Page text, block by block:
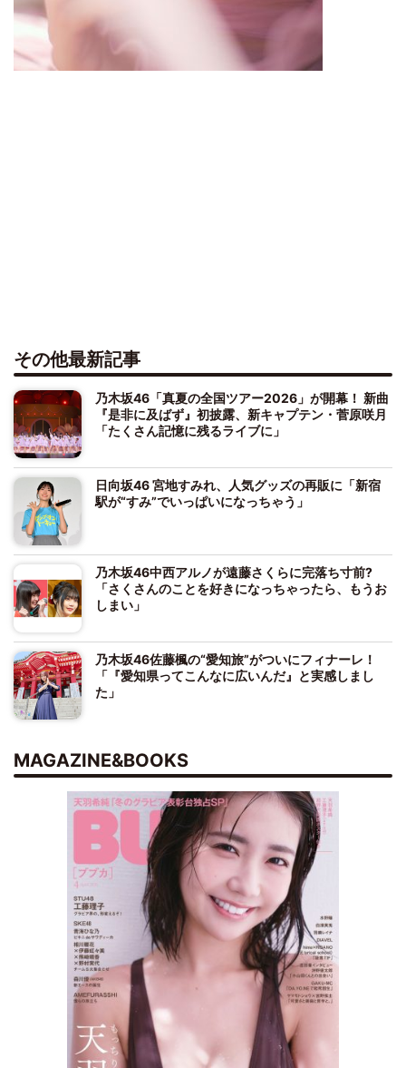
その他最新記事
乃木坂46「真夏の全国ツアー2026」が開幕！ 新曲
『是非に及ばず』初披露、新キャプテン・菅原咲月
「たくさん記憶に残るライブに」
日向坂46 宮地すみれ、人気グッズの再販に「新宿
駅が“すみ”でいっぱいになっちゃう」
乃木坂46中西アルノが遠藤さくらに完落ち寸前?
「さくさんのことを好きになっちゃったら、もうお
しまい」
乃木坂46佐藤楓の“愛知旅”がついにフィナーレ！
「『愛知県ってこんなに広いんだ』と実感しまし
た」
MAGAZINE&BOOKS